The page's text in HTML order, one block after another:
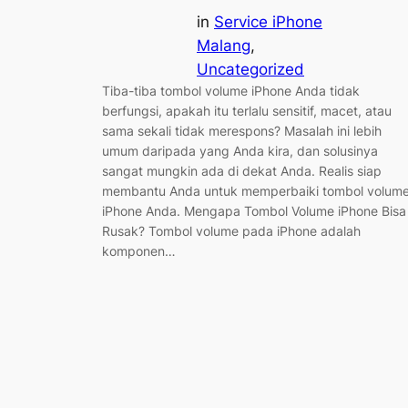
in Service iPhone
Malang
Uncategorized
Tiba-tiba tombol volume iPhone Anda tidak
berfungsi, apakah itu terlalu sensitif, macet, atau
sama sekali tidak merespons? Masalah ini lebih
umum daripada yang Anda kira, dan solusinya
sangat mungkin ada di dekat Anda. Realis siap
membantu Anda untuk memperbaiki tombol
iPhone Anda. Mengapa Tombol Volume iPhone Bisa
Rusak? Tombol volume pada iPhone adalah
komponen…